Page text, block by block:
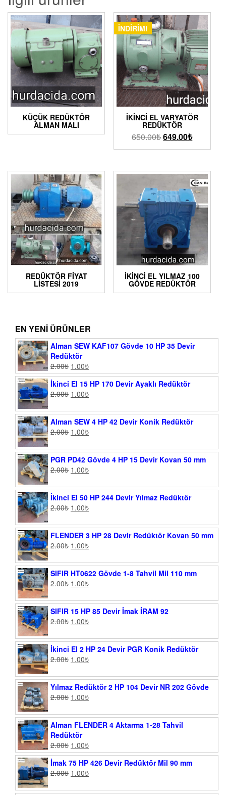
KÜÇÜK REDÜKTÖR
ALMAN MALI
İNDIRIM!
İKINCI EL VARYATÖR
REDÜKTÖR
650.00₺649.00₺
REDÜKTÖR FIYAT
LISTESI 2019
İKINCI EL YILMAZ 100
GÖVDE REDÜKTÖR
EN YENI ÜRÜNLER
Alman SEW KAF107 Gövde 10 HP 35 Devir
Redüktör
2.00₺ 1.00₺
İkinci El 15 HP 170 Devir Ayaklı Redüktör
2.00₺ 1.00₺
Alman SEW 4 HP 42 Devir Konik Redüktör
2.00₺ 1.00₺
PGR PD42 Gövde 4 HP 15 Devir Kovan 50 mm
2.00₺ 1.00₺
İkinci El 50 HP 244 Devir Yılmaz Redüktör
2.00₺ 1.00₺
FLENDER 3 HP 28 Devir Redüktör Kovan 50 mm
2.00₺ 1.00₺
SIFIR HT0622 Gövde 1-8 Tahvil Mil 110 mm
2.00₺ 1.00₺
SIFIR 15 HP 85 Devir İmak İRAM 92
2.00₺ 1.00₺
İkinci El 2 HP 24 Devir PGR Konik Redüktör
2.00₺ 1.00₺
Yılmaz Redüktör 2 HP 104 Devir NR 202 Gövde
2.00₺ 1.00₺
Alman FLENDER 4 Aktarma 1-28 Tahvil
Redüktör
2.00₺ 1.00₺
İmak 75 HP 426 Devir Redüktör Mil 90 mm
2.00₺ 1.00₺